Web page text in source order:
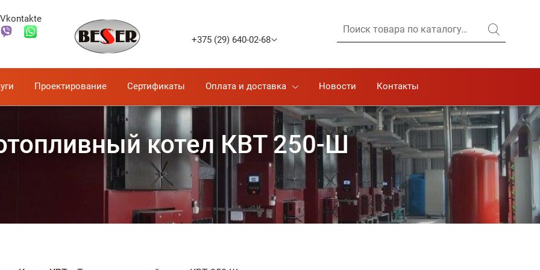
оптимизирован для:
+375 (29) 640-02-68
Найти:
Проектирование Сертификаты Оплата и доставка Новости Контакты
котел КВТ 250-Ш